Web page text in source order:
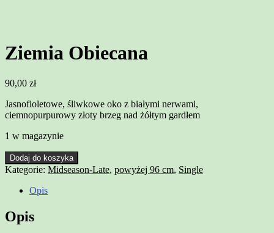
Ziemia Obiecana
90,00 zł
Jasnofioletowe, śliwkowe oko z białymi nerwami,
ciemnopurpurowy złoty brzeg nad żółtym gardłem
1 w magazynie
Dodaj do koszyka
Kategorie: Midseason-Late, powyżej 96 cm, Single
Opis
Opis